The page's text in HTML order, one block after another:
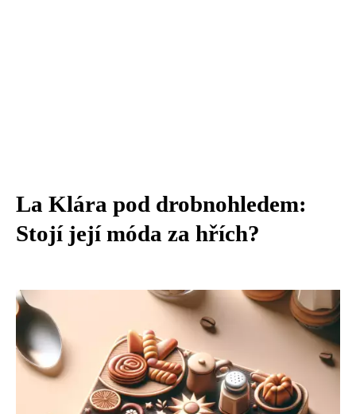
La Klára pod drobnohledem:
Stojí její móda za hřích?